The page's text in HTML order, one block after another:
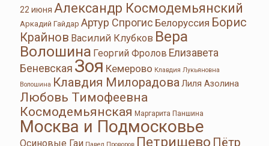
22 июня Александр Космодемьянский
Аркадий Гайдар Артур Спрогис Белоруссия Борис
Крайнов Василий Клубков Вера
Волошина Георгий Фролов Елизавета
Беневская Зоя Кемерово Клавдия Лукьяновна
Волошина Клавдия МилорадоваЛиля Азолина
Любовь Тимофеевна
Космодемьянская Маргарита Паншина
Москва и Подмосковье
Осиновые Гаи Петрищево Пётр